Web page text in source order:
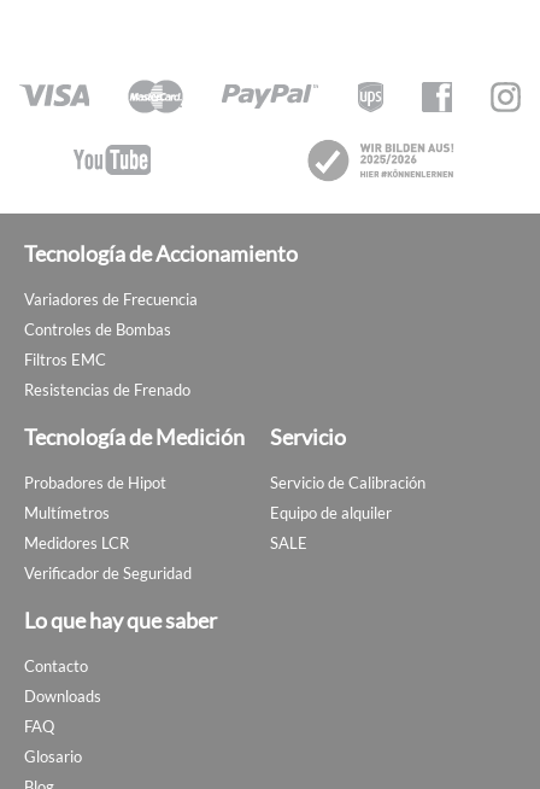
Tecnología de Accionamiento
Variadores de Frecuencia
Controles de Bombas
Filtros EMC
Resistencias de Frenado
Tecnología de Medición
Probadores de Hipot
Multímetros
Medidores LCR
Verificador de Seguridad
Servicio
Servicio de Calibración
Equipo de alquiler
SALE
Lo que hay que saber
Contacto
Downloads
FAQ
Glosario